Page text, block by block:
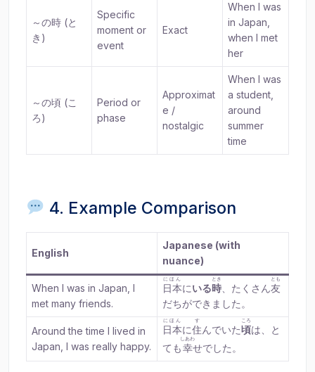
～の時 (と
き)
Specific
moment or
event
Exact
When I was
in Japan,
when I met
her
～の頃 (こ
ろ)
Period or
phase
Approximat
e /
nostalgic
When I was
a student,
around
summer
time
4. Example Comparison
English
Japanese (with
nuance)
When I was in Japan, I
met many friends.
日本
にほん
にいる時
とき
、たくさん友
とも
だちができました。
Around the time I lived in
Japan, I was really happy.
日本
にほん
に住
す
んでいた頃
ころ
は、と
ても幸
しあわ
せでした。